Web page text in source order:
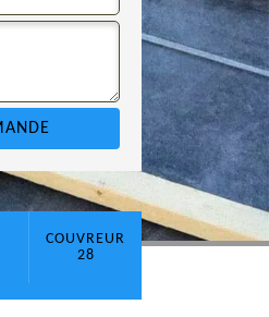
COUVREUR
28